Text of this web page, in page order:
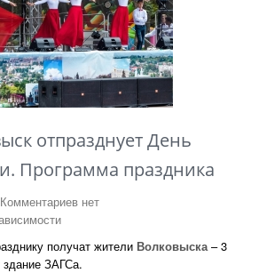
отпразднует День
Программа праздника
Комментариев нет
получат жители Волковыска– 3
ЗАГСа.